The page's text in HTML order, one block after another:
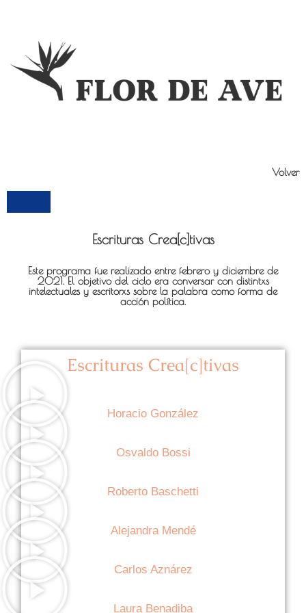
Volver
Escrituras Crea[c]tivas
Este programa fue realizado entre febrero y diciembre de
2021. El objetivo del ciclo era conversar con distintxs
intelectuales y escritorxs sobre la palabra como forma de
acción política.
Escrituras Crea[c]tivas
Horacio González
Osvaldo Bossi
Roberto Baschetti
Alejandra Mendé
Carlos Aznárez
Laura Benadiba